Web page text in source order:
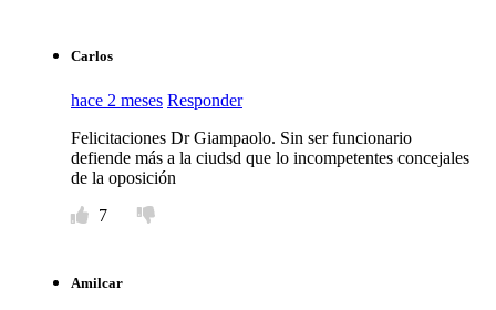
Carlos
hace 2 meses Responder
Felicitaciones Dr Giampaolo. Sin ser funcionario
defiende más a la ciudsd que lo incompetentes concejales
de la oposición
7
Amilcar